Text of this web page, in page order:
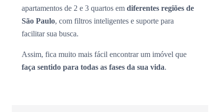
apartamentos de 2 e 3 quartos em diferentes regiões de
São Paulo, com filtros inteligentes e suporte para
facilitar sua busca.
Assim, fica muito mais fácil encontrar um imóvel que
faça sentido para todas as fases da sua vida.